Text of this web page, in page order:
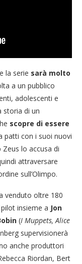
la serie sarà molto
a un pubblico
adolescenti e
storia di un
scopre di essere
patti con i suoi nuovi
lo accusa di
attraversare
sull’Olimpo.
venduto oltre 180
insieme a Jon
(I Muppets, Alice
supervisionerà
anche produttori
Riordan, Bert